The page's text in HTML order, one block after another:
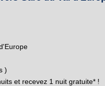
)
et recevez 1 nuit gratuite* !